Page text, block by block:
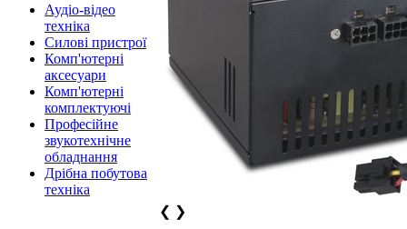
Аудіо-відео
техніка
Силові пристрої
Комп'ютерні
аксесуари
Комп'ютерні
комплектуючі
Професійне
звукотехнічне
обладнання
Дрібна побутова
техніка
❮ ❯